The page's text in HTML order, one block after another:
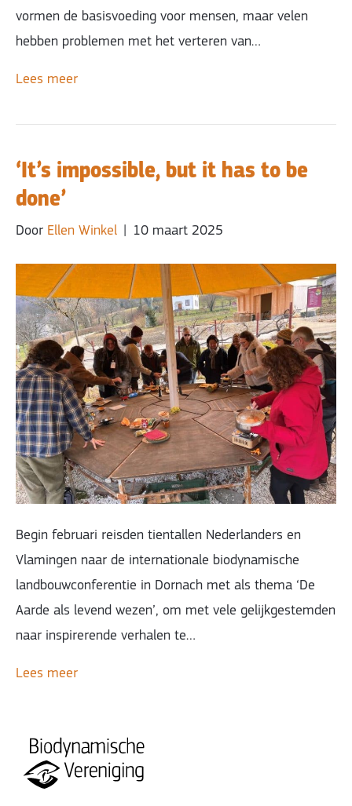
vormen de basisvoeding voor mensen, maar velen
hebben problemen met het verteren van…
Lees meer
‘It’s impossible, but it has to be
done’
Door Ellen Winkel 10 maart 2025
Begin februari reisden tientallen Nederlanders en
Vlamingen naar de internationale biodynamische
landbouwconferentie in Dornach met als thema ‘De
Aarde als levend wezen’, om met vele gelijkgestemden
naar inspirerende verhalen te…
Lees meer